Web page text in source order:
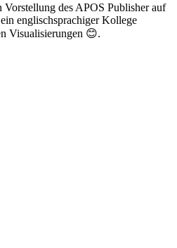
Vorstellung des APOS Publisher auf
englischsprachiger Kollege
Visualisierungen 😊.